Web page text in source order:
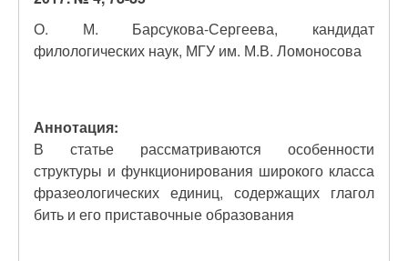
О. М. Барсукова-Сергеева, кандидат
филологических наук, МГУ им. М.В. Ломоносова
Аннотация:
В статье рассматриваются особенности
структуры и функционирования широкого класса
фразеологических единиц, содержащих глагол
бить и его приставочные образования